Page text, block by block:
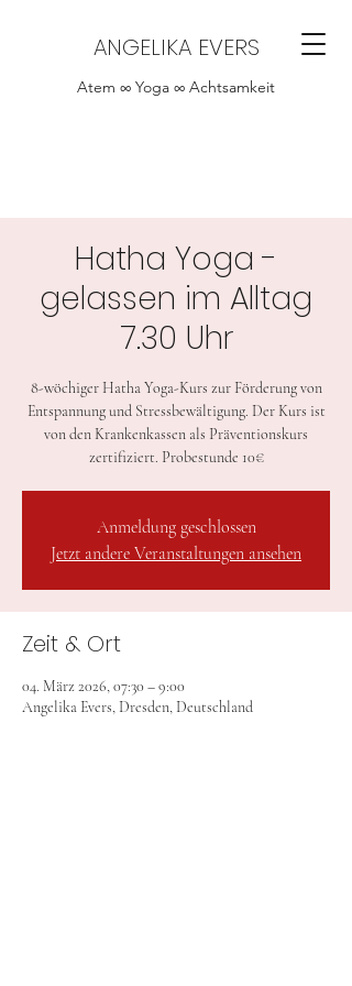
ANGELIKA EVERS
Atem ∞ Yoga ∞ Achtsamkeit
Hatha Yoga -
gelassen im Alltag
7.30 Uhr
8-wöchiger Hatha Yoga-Kurs zur Förderung von
Entspannung und Stressbewältigung. Der Kurs ist
von den Krankenkassen als Präventionskurs
zertifiziert. Probestunde 10€
Anmeldung geschlossen
Jetzt andere Veranstaltungen ansehen
Zeit & Ort
04. März 2026, 07:30 – 9:00
Angelika Evers, Dresden, Deutschland